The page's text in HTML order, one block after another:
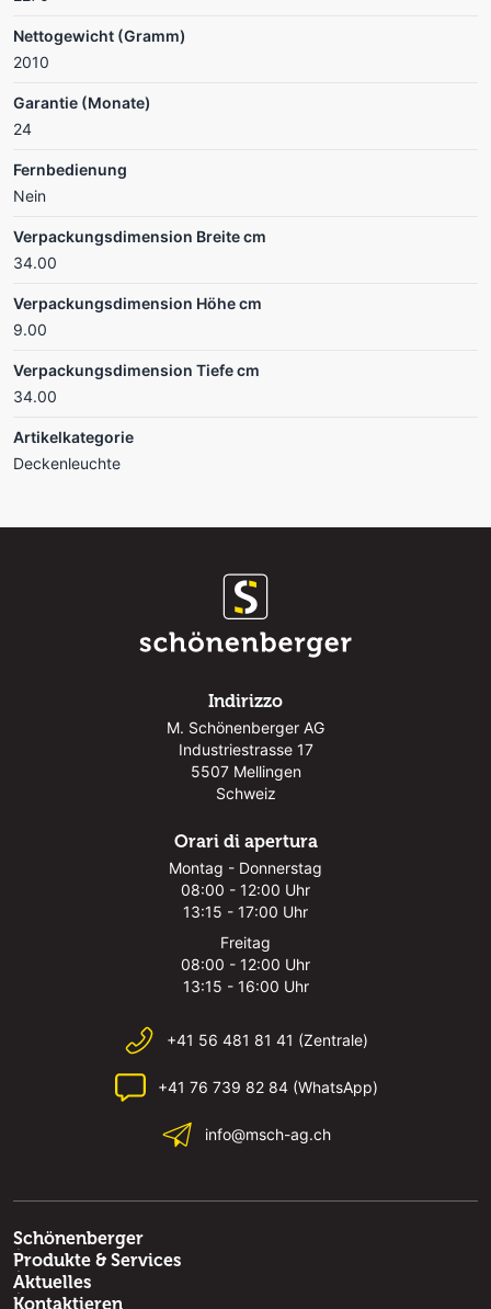
Nettogewicht (Gramm)
2010
Garantie (Monate)
24
Fernbedienung
Nein
Verpackungsdimension Breite cm
34.00
Verpackungsdimension Höhe cm
9.00
Verpackungsdimension Tiefe cm
34.00
Artikelkategorie
Deckenleuchte
Indirizzo
M. Schönenberger AG
Industriestrasse 17
5507 Mellingen
Schweiz
Orari di apertura
Montag - Donnerstag
08:00 - 12:00 Uhr
13:15 - 17:00 Uhr
Freitag
08:00 - 12:00 Uhr
13:15 - 16:00 Uhr
+41 56 481 81 41 (Zentrale)
+41 76 739 82 84 (WhatsApp)
info@msch-ag.ch
Schönenberger
Produkte & Services
Aktuelles
Kontaktieren